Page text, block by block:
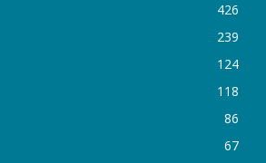
426
239
124
118
86
67